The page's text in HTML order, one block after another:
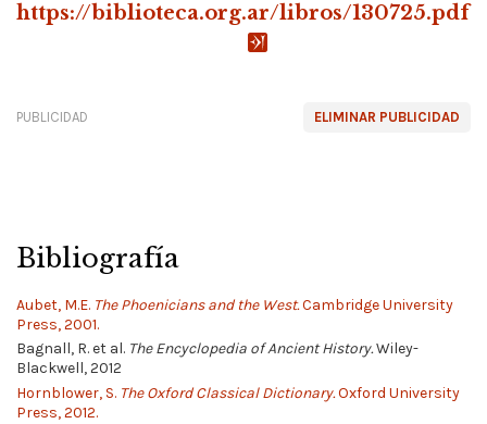
https://biblioteca.org.ar/libros/130725.pdf
ELIMINAR PUBLICIDAD
PUBLICIDAD
Bibliografía
Aubet, M.E. The Phoenicians and the West.Cambridge University
Press, 2001.
Bagnall, R. et al. The Encyclopedia of Ancient History.Wiley-
Blackwell, 2012
Hornblower, S. The Oxford Classical Dictionary.Oxford University
Press, 2012.